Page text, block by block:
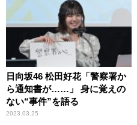
日向坂46 松田好花「警察署か
ら通知書が……」 身に覚えの
ない“事件”を語る
2023.03.25